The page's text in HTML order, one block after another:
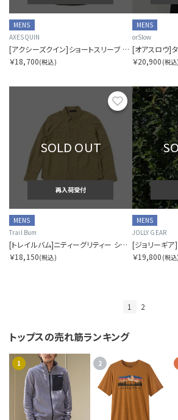
MENS
AXESQUIN
[アクシーズクイン]ショートスリーブ ベンチレーションシャツ
￥18,700(税込)
MENS
orSlow
￥20,900 (税込)
お気に入り
SOLD OUT
再入荷受付
MENS
Trail Bum
[トレイルバム]ニティーグリティー シャツ
￥18,150(税込)
MENS
JOLLY GEAR
￥19,800 (税込)
1 2
トップスの売れ筋ランキング
1 2